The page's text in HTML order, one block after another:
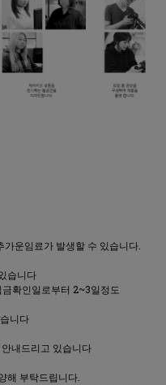
운임료가 발생할 수 있습니다.
습니다
확인일로부터 2~3일정도
니다
내드리고 있습니다
해 부탁드립니다.